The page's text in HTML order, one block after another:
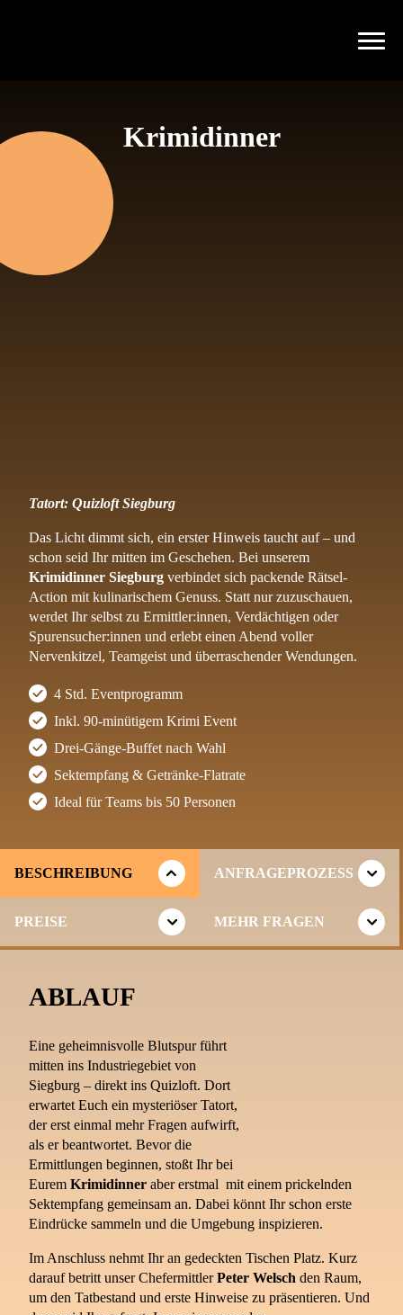
Krimidinner
Tatort: Quizloft Siegburg
Das Licht dimmt sich, ein erster Hinweis taucht auf – und
schon seid Ihr mitten im Geschehen. Bei unserem
Krimidinner Siegburg verbindet sich packende Rätsel-
Action mit kulinarischem Genuss. Statt nur zuzuschauen,
werdet Ihr selbst zu Ermittler:innen, Verdächtigen oder
Spurensucher:innen und erlebt einen Abend voller
Nervenkitzel, Teamgeist und überraschender Wendungen.
4 Std. Eventprogramm
Inkl. 90-minütigem Krimi Event
Drei-Gänge-Buffet nach Wahl
Sektempfang & Getränke-Flatrate
Ideal für Teams bis 50 Personen
BESCHREIBUNG ANFRAGEPROZESS
PREISE MEHR FRAGEN
ABLAUF
Eine geheimnisvolle Blutspur führt
mitten ins Industriegebiet von
Siegburg – direkt ins Quizloft. Dort
erwartet Euch ein mysteriöser Tatort,
der erst einmal mehr Fragen aufwirft,
als er beantwortet. Bevor die
Ermittlungen beginnen, stoßt Ihr bei
Eurem Krimidinner aber erstmal mit einem prickelnden
Sektempfang gemeinsam an. Dabei könnt Ihr schon erste
Eindrücke sammeln und die Umgebung inspizieren.
Im Anschluss nehmt Ihr an gedeckten Tischen Platz. Kurz
darauf betritt unser ChefermittlerPeter Welsch den Raum,
um den Tatbestand und erste Hinweise zu präsentieren. Und